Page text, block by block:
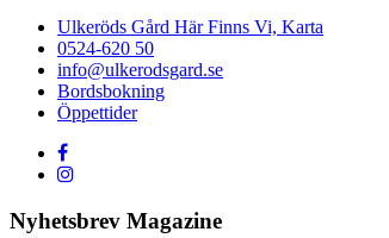
Ulkeröds Gård Här Finns Vi, Karta
0524-620 50
info@ulkerodsgard.se
Bordsbokning
Öppettider
Nyhetsbrev Magazine